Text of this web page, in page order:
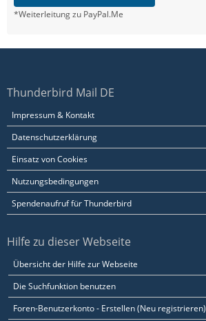
*Weiterleitung zu PayPal.Me
Thunderbird Mail DE
Impressum & Kontakt
Datenschutzerklärung
Einsatz von Cookies
Nutzungsbedingungen
Spendenaufruf für Thunderbird
Hilfe zu dieser Webseite
Übersicht der Hilfe zur Webseite
Die Suchfunktion benutzen
Foren-Benutzerkonto - Erstellen (Neu registrieren)